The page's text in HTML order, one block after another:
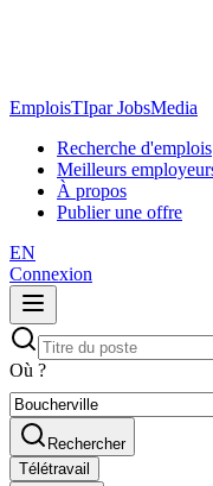
EmploisTIpar JobsMedia
Recherche d'emplois
Meilleurs
À propos
Publier une offre
EN
Connexion
Où ?
Rechercher
Télétravail